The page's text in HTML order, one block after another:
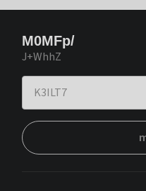
M0MFp/
J+WhhZ